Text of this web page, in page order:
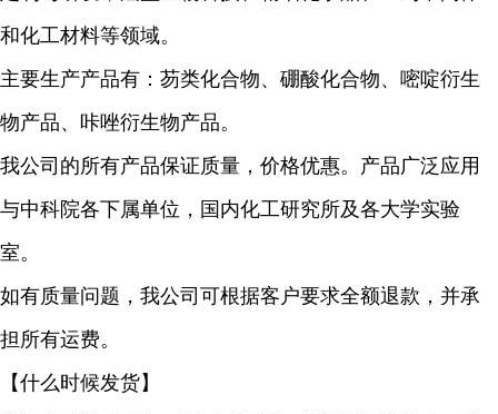
和化工材料等领域。
主要生产产品有：芴类化合物、硼酸化合物、嘧啶衍生
物产品、咔唑衍生物产品。
我公司的所有产品保证质量，价格优惠。产品广泛应用
与中科院各下属单位，国内化工研究所及各大学实验
室。
如有质量问题，我公司可根据客户要求全额退款，并承
担所有运费。
【什么时候发货】